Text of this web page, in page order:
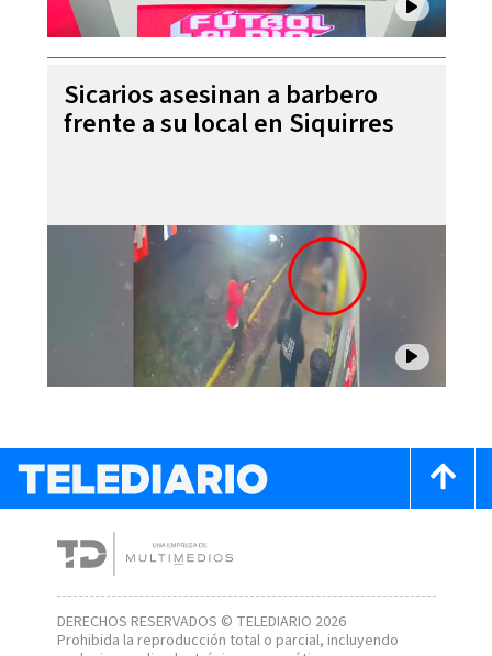
Sicarios asesinan a barbero
frente a su local en Siquirres
DERECHOS RESERVADOS © TELEDIARIO 2026
Prohibida la reproducción total o parcial, incluyendo